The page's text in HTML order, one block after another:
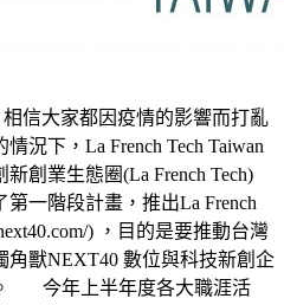
信大家都因疫情的影響而打亂
況下，La French Tech Taiwan
創業生態圈(La French Tech)
一階段計畫，推出La French
) ，目的是要推動台灣
角獸NEXT40 數位與科技新創企
今年上半年度各大職涯活